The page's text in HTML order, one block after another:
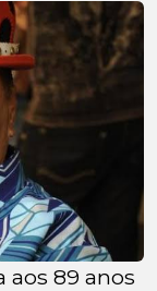
aos 89 anos